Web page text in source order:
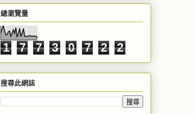
總瀏覽量
1 7 7 3 0 7 2 2
搜尋此網誌